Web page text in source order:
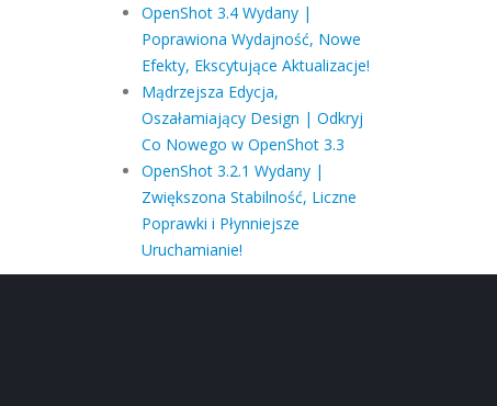
OpenShot 3.4 Wydany |
Poprawiona Wydajność, Nowe
Efekty, Ekscytujące Aktualizacje!
Mądrzejsza Edycja,
Oszałamiający Design | Odkryj
Co Nowego w OpenShot 3.3
OpenShot 3.2.1 Wydany |
Zwiększona Stabilność, Liczne
Poprawki i Płynniejsze
Uruchamianie!